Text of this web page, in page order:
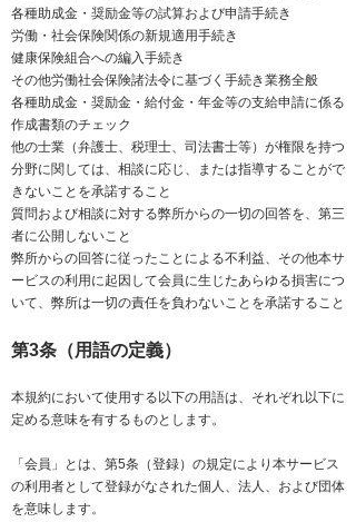
各種助成金・奨励金等の試算および申請手続き
労働・社会保険関係の新規適用手続き
健康保険組合への編入手続き
その他労働社会保険諸法令に基づく手続き業務全般
各種助成金・奨励金・給付金・年金等の支給申請に係る
作成書類のチェック
他の士業（弁護士、税理士、司法書士等）が権限を持つ
分野に関しては、相談に応じ、または指導することがで
きないことを承諾すること
質問および相談に対する弊所からの一切の回答を、第三
者に公開しないこと
弊所からの回答に従ったことによる不利益、その他本サ
ービスの利用に起因して会員に生じたあらゆる損害につ
いて、弊所は一切の責任を負わないことを承諾すること
第3条（用語の定義）
本規約において使用する以下の用語は、それぞれ以下に
定める意味を有するものとします。
「会員」とは、第5条（登録）の規定により本サービス
の利用者として登録がなされた個人、法人、および団体
を意味します。